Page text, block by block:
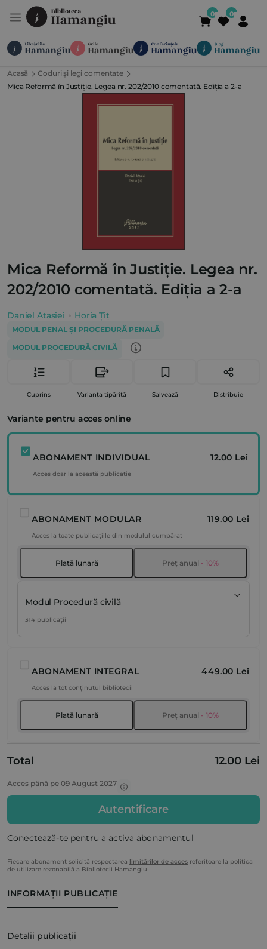
Module Publicații
Newsletter 021 336 01 25
Acasă
Coduri și legi comentate
Mica Reformă în Justiție. Legea nr. 202/2010 comentată. Ediția a 2-a
Mica Reformă în Justiție. Legea nr.
202/2010 comentată. Ediția a 2-a
Daniel Atasiei Horia Țiț
MODUL PENAL ȘI PROCEDURĂ PENALĂ
MODUL PROCEDURĂ CIVILĂ
Cuprins Varianta tipărită Salvează Distribuie
INFORMAȚII PUBLICAȚIE
Detalii publicații
Variante pentru acces online
ABONAMENT INDIVIDUAL 12.00 Lei
Acces doar la această publicație
ABONAMENT MODULAR 119.00 Lei
Acces la toate publicațiile din modulul cumpărat
Plată lunară Preț anual - 10%
Modul Procedură civilă
314 publicații
ABONAMENT INTEGRAL 449.00 Lei
Acces la tot conținutul bibliotecii
Plată lunară Preț anual - 10%
Total 12.00 Lei
Acces până pe 09 August 2027
Autentificare
Conectează-te pentru a activa abonamentul
Fiecare abonament solicită respectarea limitărilor de acces referitoare la politica
de utilizare rezonabilă a Bibliotecii Hamangiu